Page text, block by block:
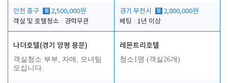
인천 중구 월 2,500,000원
객실 및 호텔청소
경력무관
경기 부천시 월 2,800,000원
베팅
1년 이상
나더호텔(경기 양평 용문)
객실청소 부부, 자매, 모녀팀
모십니다.
레몬트리호텔
청소1명 (객실26개)